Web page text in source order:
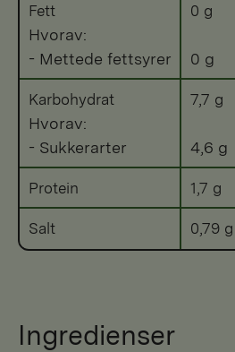
Fett
Hvorav:
- Mettede fettsyrer
0 g
0 g
Karbohydrat
Hvorav:
- Sukkerarter
7,7 g
4,6 g
Protein 1,7 g
Salt 0,79 g
Ingredienser